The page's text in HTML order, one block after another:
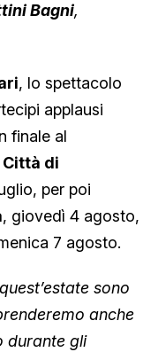
Bagni,
, lo spettacolo
applausi
finale al
di
per poi
, giovedì 4 agosto,
7 agosto.
sono
anche
durante gli